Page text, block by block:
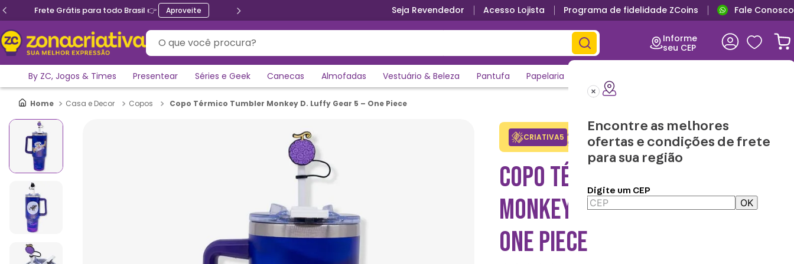
Frete Grátis para todo Brasil 👉 Aproveite Seja Revendedor Acesso Lojista Programa de fidelidade ZCoins Fale Conosco
O que você procura?
Informe
seu CEP
Encontre as melhores
ofertas e condições de frete
para sua região
Digite um CEP
OK
By ZC, Jogos & Times Presentear Séries e Geek Canecas Almofadas Vestuário & Beleza Pantufa Papelaria
Casa e Decor Copos Copo Térmico Tumbler Monkey D. Luffy Gear 5 – One Piece
CRIATIVA5 Adicione o cupom no carrinho e
ganhe desconto na 1a compra.
Copiar
COPO TÉRMICO TUMBLER
MONKEY D. LUFFY GEAR 5 –
ONE PIECE